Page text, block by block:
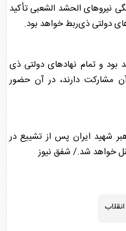
نیرو‌های الحشد الشعبی تأکید
دولتی ذی‌ربط خواهد بود.
و تمام نهاد‌های دولتی ذی
مشارکت دارند، در آن حضور
شهید ایران پس از تشییع در
خواهد شد./ شفق نیوز